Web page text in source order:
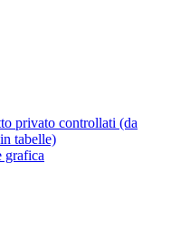
privato controllati (da
tabelle)
grafica